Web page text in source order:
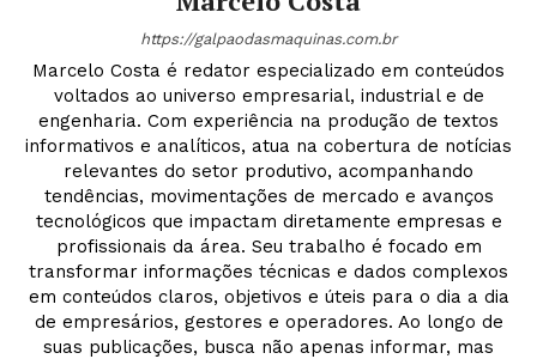
https://galpaodasmaquinas.com.br
Marcelo Costa é redator especializado em conteúdos
voltados ao universo empresarial, industrial e de
engenharia. Com experiência na produção de textos
informativos e analíticos, atua na cobertura de notícias
relevantes do setor produtivo, acompanhando
tendências, movimentações de mercado e avanços
tecnológicos que impactam diretamente empresas e
profissionais da área. Seu trabalho é focado em
transformar informações técnicas e dados complexos
em conteúdos claros, objetivos e úteis para o dia a dia
de empresários, gestores e operadores. Ao longo de
suas publicações, busca não apenas informar, mas